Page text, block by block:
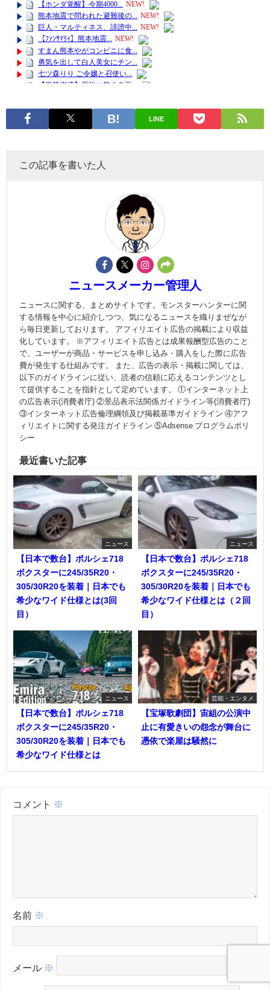
LINE
この記事を書いた人
ニュースメーカー管理人
ニュースに関する、まとめサイトです。モンスターハンターに関
する情報を中心に紹介しつつ、気になるニュースを織りまぜなが
ら毎日更新しております。 アフィリエイト広告の掲載により収益
化しています。 ※アフィリエイト広告とは成果報酬型広告のこと
で、ユーザーが商品・サービスを申し込み・購入をした際に広告
費が発生する仕組みです。 また、広告の表示・掲載に関しては、
以下のガイドラインに従い、読者の信頼に応えるコンテンツとし
て提供することを指針として定めています。 ①インターネット上
の広告表示(消費者庁) ②景品表示法関係ガイドライン等(消費者庁)
③インターネット広告倫理綱領及び掲載基準ガイドライン ④アフ
ィリエイトに関する発注ガイドライン ⑤Adsense プログラムポリ
シー
最近書いた記事
ニュース
【日本で数台】ポルシェ718
ボクスターに245/35R20・
305/30R20を装着｜日本でも
希少なワイド仕様とは(3回
目）
ニュース
【日本で数台】ポルシェ718
ボクスターに245/35R20・
305/30R20を装着｜日本でも
希少なワイド仕様とは（２回
目）
ニュース
【日本で数台】ポルシェ718
ボクスターに245/35R20・
305/30R20を装着｜日本でも
希少なワイド仕様とは
芸能・エンタメ
【宝塚歌劇団】宙組の公演中
止に有愛きいの怨念が舞台に
憑依で楽屋は騒然に
コメント ※
名前 ※
メール ※